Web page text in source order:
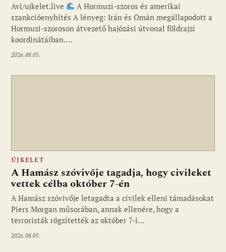
Avi/ujkelet.live
A Hormuzi-szoros és amerikai
szankcióenyhítés A lényeg: Irán és Omán megállapodott a
Hormuzi-szoroson átvezető hajózási útvonal földrajzi
koordinátáiban.…
2026.08.05.
ÚJKELET
A Hamász szóvivője tagadja, hogy civileket
vettek célba október 7-én
A Hamász szóvivője letagadta a civilek elleni támadásokat
Piers Morgan műsorában, annak ellenére, hogy a
terroristák rögzítették az október 7-i…
2026.08.05.